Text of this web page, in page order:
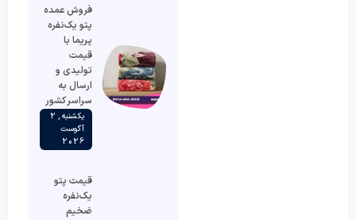
فروش عمده
پتو یک‌نفره
پریما با
قیمت
تولیدی و
ارسال به
سراسر کشور
یکشنبه , 2
آگوست
2026
قیمت پتو
یک‌نفره
ضخیم